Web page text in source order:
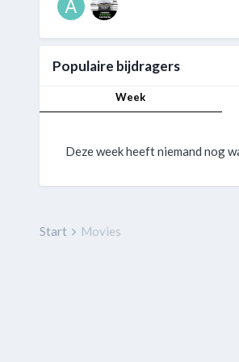
Populaire bijdragers
Week
Deze week heeft niemand nog
Start Movies